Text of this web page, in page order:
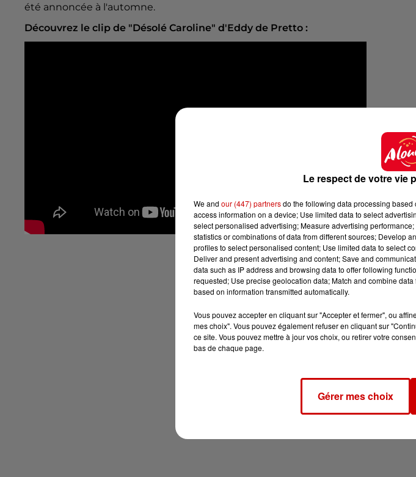
été annoncée à l'automne.
Découvrez le clip de "Désolé Caroline" d'Eddy de Pretto :
Le respect de votre vie
We and our (447) partnersdo the following data processing
access information on a device; Use limited data to select
select personalised advertising; Measure advertising
statistics or combinations of data from different sources; Develop
profiles to select personalised content; Use limited data to select
Deliver and present advertising and content; Save and
data such as IP address and browsing data to offer following
requested; Use precise geolocation data; Match and combine
based on information transmitted automatically.
Vous pouvez accepter en cliquant sur "Accepter et fermer", ou
mes choix". Vous pouvez également refuser en cliquant sur
ce site. Vous pouvez mettre à jour vos choix, ou retirer votre
bas de chaque page.
Gérer mes choix